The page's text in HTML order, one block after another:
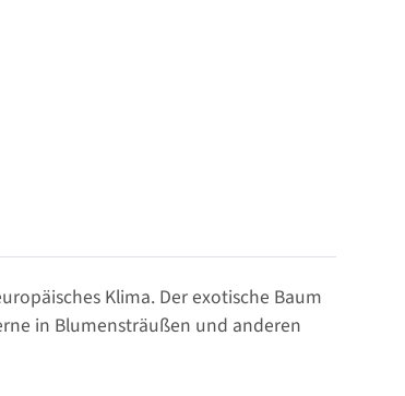
Klima. Der exotische Baum
in Blumensträußen und anderen